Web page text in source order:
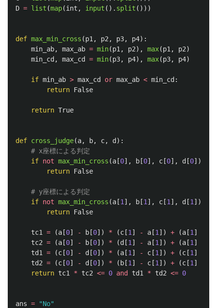
D = list (map(int , input (). split ()))
def max_min_cross (p1 , p2 , p3, p4):
min_ab, max_ab = min(p1 , p2), max(p1 , p2)
min_cd , max_cd = min(p3, p4), max(p3, p4)
if min_ab > max_cd or max_ab < min_cd :
return False
return True
def cross_judge(a, b, c, d ):
if not max_min_cross (a [0], b [0], c [0], d [0]):
return False
if not max_min_cross (a [1 ], b [1 ], c [1 ], d [1 ]):
return False
tc1 = (a [0] - b [0]) * (c [1 ] - a [1 ]) + (a [1 ]
tc2 = (a [0] - b [0]) * (d [1 ] - a [1 ]) + (a [1 ]
td1
= (c [0] - d [0]) * (a [1 ] - c [1 ]) + (c [1 ]
td2 = (c [0] - d [0]) * ( b [1 ] - c [1 ]) + (c [1 ]
return tc1 * tc2 <= 0 and td1 * td2 <= 0
ans = "No"